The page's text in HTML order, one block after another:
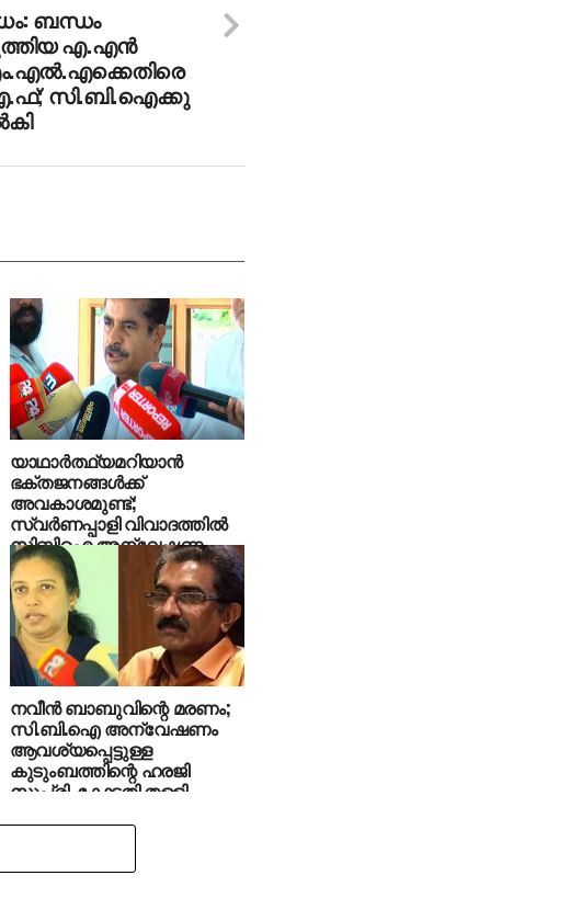
ബന്ധം
എ.എൻ
സി.ബി.ഐക്കു
യാഥാര്‍ത്ഥ്യമറിയാന്‍
ഭക്തജനങ്ങള്‍ക്ക്
അവകാശമുണ്ട്;
സ്വര്‍ണപ്പാളി വിവാദത്തില്‍
സിബിഐ അന്വേഷണം
ആവശ്യപ്പെട്ട് യുഡിഎഫ്
നവീന്‍ ബാബുവിന്റെ മരണം;
സി.ബി.ഐ അന്വേഷണം
ആവശ്യപ്പെട്ടുള്ള
കുടുംബത്തിന്റെ ഹരജി
സുപ്രിംകോടതി തള്ളി